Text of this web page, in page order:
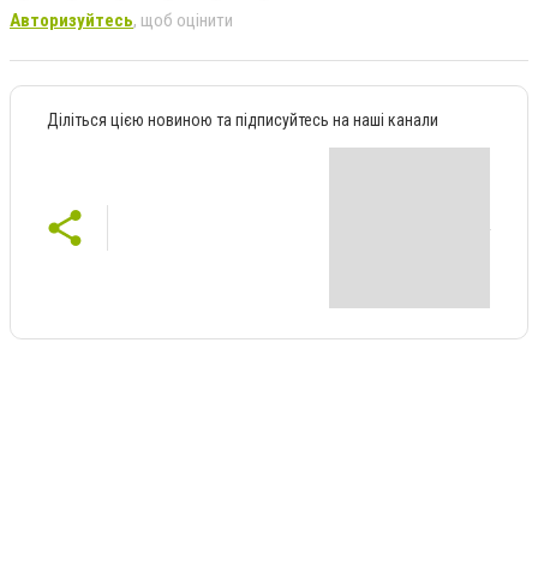
Авторизуйтесь, щоб оцінити
Діліться цією новиною та підписуйтесь на наші канали